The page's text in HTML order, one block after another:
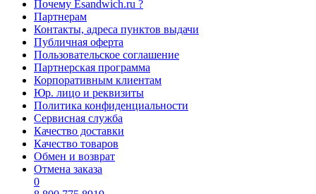
Почему Esandwich.ru ?
Партнерам
Контакты, адреса пунктов выдачи
Публичная оферта
Пользовательское соглашение
Партнерская программа
Корпоративным клиентам
Юр. лицо и реквизиты
Политика конфиденциальности
Сервисная служба
Качество доставки
Качество товаров
Обмен и возврат
Отмена заказа
0